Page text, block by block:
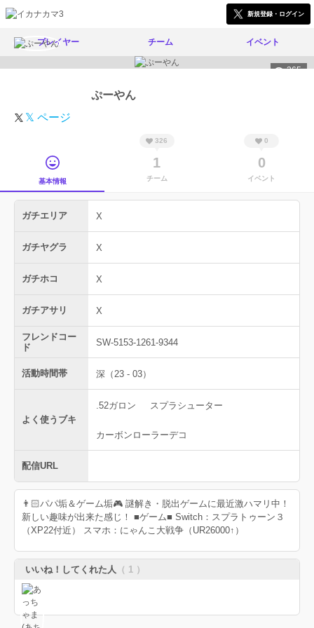
新規登録・ログイン
プレイヤー チーム イベント
365
ぷーやん
𝕏 ページ
基本情報
326
1
チーム
0
0
イベント
ガチエリア X
ガチヤグラ X
ガチホコ X
ガチアサリ X
フレンドコー
ド
SW-5153-1261-9344
活動時間帯 深（23 - 03）
よく使うブキ
.52ガロン スプラシューター
カーボンローラーデコ
配信URL
👨🏻パパ垢＆ゲーム垢🎮 謎解き・脱出ゲームに最近激ハマリ中！
新しい趣味が出来た感じ！ ■ゲーム■ Switch：スプラトゥーン３
（XP22付近） スマホ：にゃんこ大戦争（UR26000↑）
いいね！してくれた人 （ 1 ）